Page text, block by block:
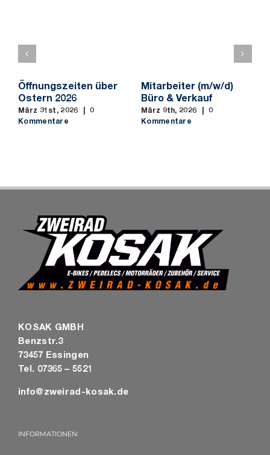
Öffnungszeiten über
Ostern 2026
März 31st, 2026
0
Kommentare
Mitarbeiter (m/w/d)
Büro & Verkauf
März 9th, 2026
0
Kommentare
KOSAK GMBH
Benzstr.3
73457 Essingen
Tel. 07365 – 5521
info@zweirad-kosak.de
INFORMATIONEN: